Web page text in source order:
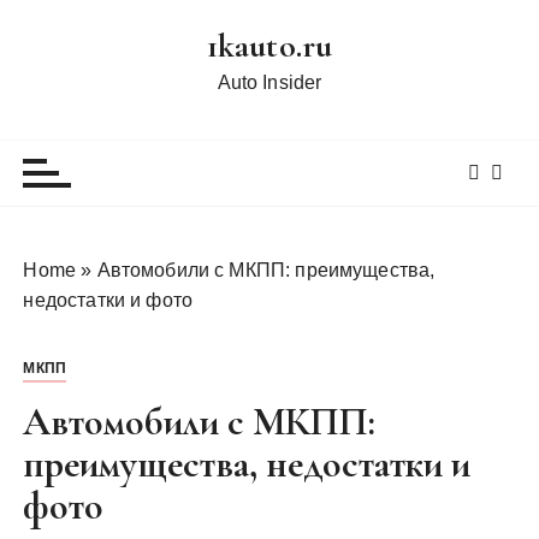
1kauto.ru
Auto Insider
Home » Автомобили с МКПП: преимущества,
недостатки и фото
МКПП
Автомобили с МКПП:
преимущества, недостатки и
фото